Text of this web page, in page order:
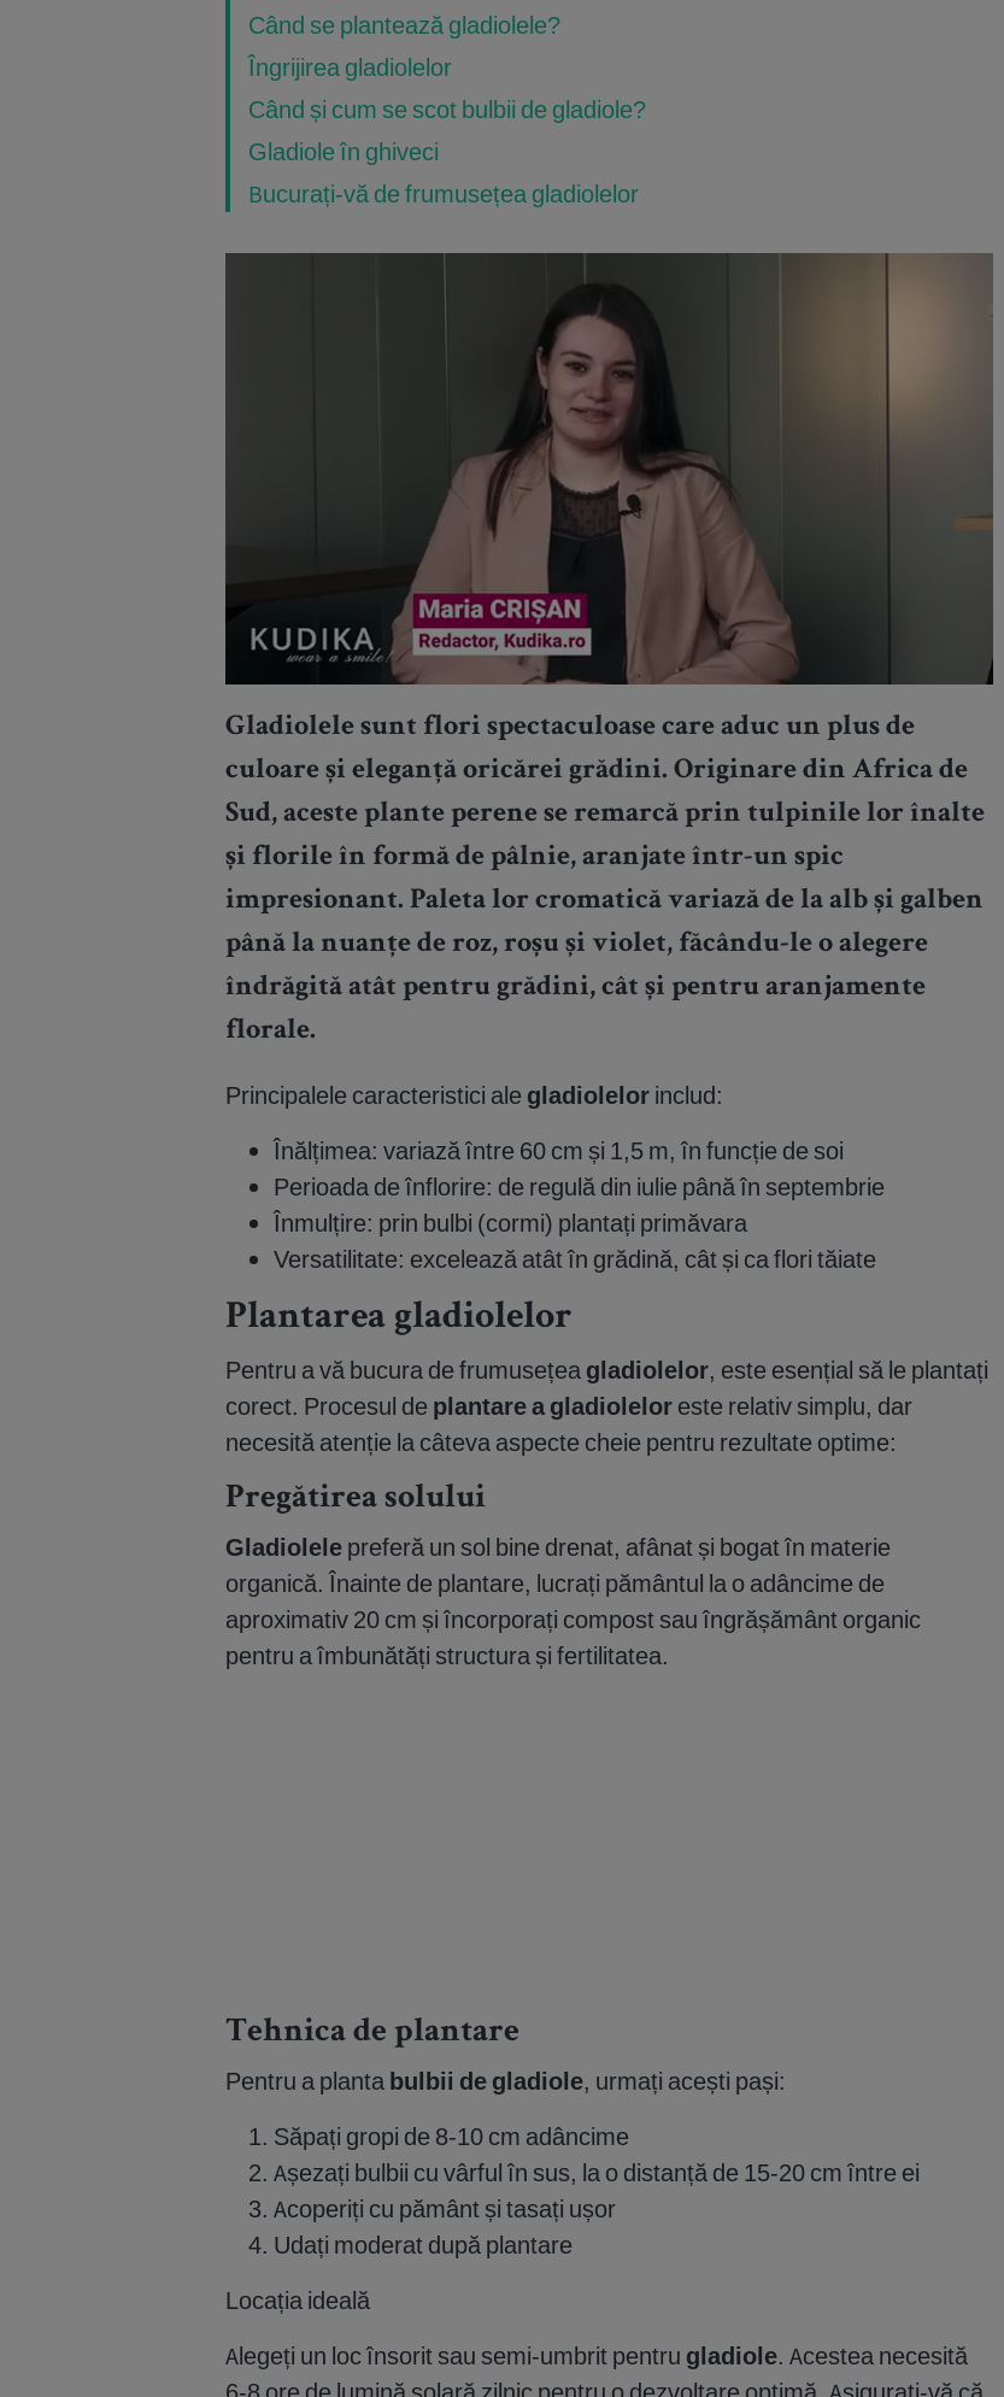
Când se plantează gladiolele?
Îngrijirea gladiolelor
Când și cum se scot bulbii de gladiole?
Gladiole în ghiveci
Bucurați-vă de frumusețea gladiolelor
Gladiolele sunt flori spectaculoase care aduc un plus de
culoare și eleganță oricărei grădini. Originare din Africa de
Sud, aceste plante perene se remarcă prin tulpinile lor înalte
și florile în formă de pâlnie, aranjate într-un spic
impresionant. Paleta lor cromatică variază de la alb și galben
până la nuanțe de roz, roșu și violet, făcându-le o alegere
îndrăgită atât pentru grădini, cât și pentru aranjamente
florale.
Principalele caracteristici ale gladiolelor includ:
Înălțimea: variază între 60 cm și 1,5 m, în funcție de soi
Perioada de înflorire: de regulă din iulie până în septembrie
Înmulțire: prin bulbi (cormi) plantați primăvara
Versatilitate: excelează atât în grădină, cât și ca flori tăiate
Plantarea gladiolelor
Pentru a vă bucura de frumusețea gladiolelor, este esențial să le plantați
corect. Procesul de plantare a gladiolelor este relativ simplu, dar
necesită atenție la câteva aspecte cheie pentru rezultate optime:
Pregătirea solului
Gladiolele preferă un sol bine drenat, afânat și bogat în materie
organică. Înainte de plantare, lucrați pământul la o adâncime de
aproximativ 20 cm și încorporați compost sau îngrășământ organic
pentru a îmbunătăți structura și fertilitatea.
Tehnica de plantare
Pentru a planta bulbii de gladiole, urmați acești pași:
Săpați gropi de 8-10 cm adâncime
Așezați bulbii cu vârful în sus, la o distanță de 15-20 cm între ei
Acoperiți cu pământ și tasați ușor
Udați moderat după plantare
Locația ideală
Alegeți un loc însorit sau semi-umbrit pentru gladiole. Acestea necesită